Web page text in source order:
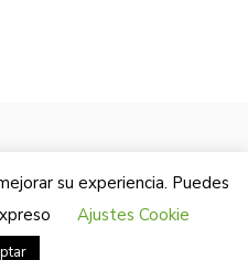
Producciones
su experiencia. Puedes
Ajustes Cookie